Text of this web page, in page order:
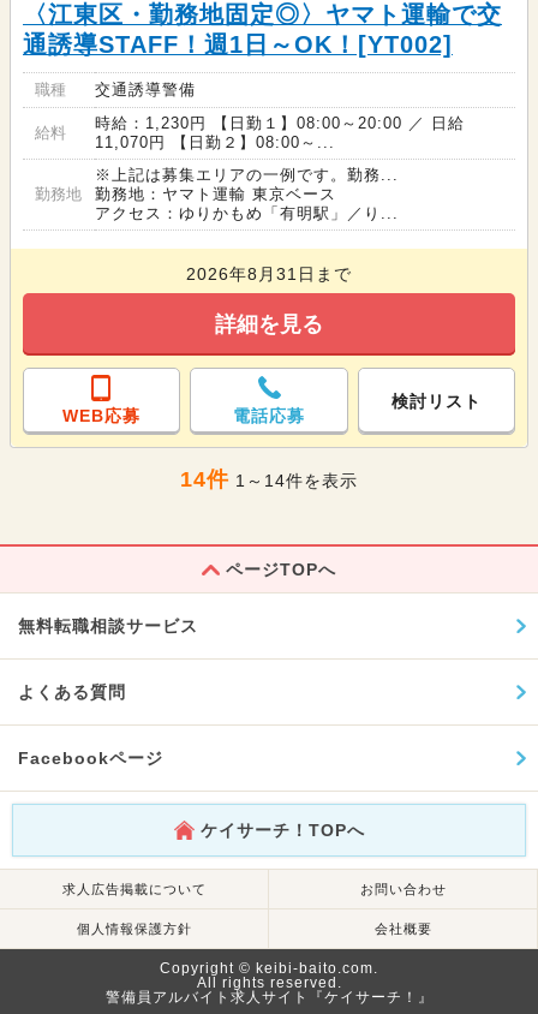
〈江東区・勤務地固定◎〉ヤマト運輸で交
通誘導STAFF！週1日～OK！[YT002]
職種 交通誘導警備
給料
時給：1,230円 【日勤１】08:00～20:00 ／ 日給
11,070円 【日勤２】08:00～...
勤務地
※上記は募集エリアの一例です。勤務...
勤務地：ヤマト運輸 東京ベース
アクセス：ゆりかもめ「有明駅」／り...
2026年8月31日まで
詳細を見る
WEB応募 電話応募
検討リスト
14件 1～14件を表示
ページTOPへ
無料転職相談サービス
よくある質問
Facebookページ
ケイサーチ！TOPへ
求人広告掲載について お問い合わせ
個人情報保護方針 会社概要
Copyright © keibi-baito.com.
All rights reserved.
警備員アルバイト求人サイト『ケイサーチ！』